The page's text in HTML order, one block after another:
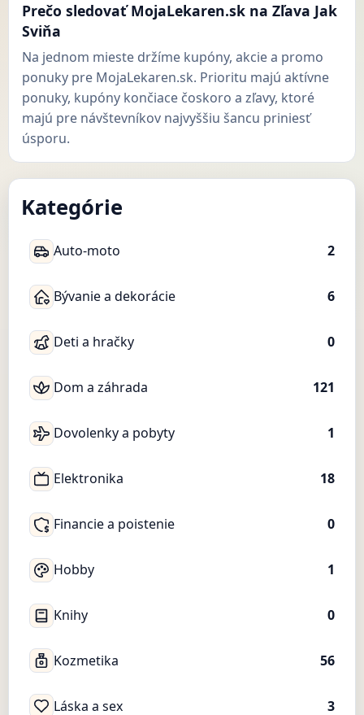
Prečo sledovať MojaLekaren.sk na Zľava Jak
Sviňa
Na jednom mieste držíme kupóny, akcie a promo
ponuky pre MojaLekaren.sk. Prioritu majú aktívne
ponuky, kupóny končiace čoskoro a zľavy, ktoré
majú pre návštevníkov najvyššiu šancu priniesť
úsporu.
Kategórie
Auto-moto 2
Bývanie a dekorácie 6
Deti a hračky 0
Dom a záhrada 121
Dovolenky a pobyty 1
Elektronika 18
Financie a poistenie 0
Hobby 1
Knihy 0
Kozmetika 56
Láska a sex 3